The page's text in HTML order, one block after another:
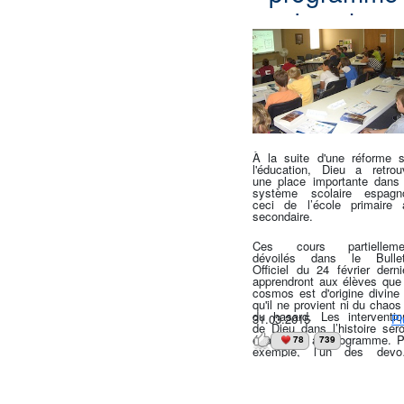
grave qui détruit des
silence, mais la
totale », a conclu la
qui tente de réparer la
laissée par le laxisme
gouvernement dans
domaine.
pas avoir peur d’échouer,
de vivre une vie de prière
d’actions de grâces.
dans les
écoles
espagnoles
À la suite d'une réforme
l'éducation, Dieu a
une place importante
système scolaire
ceci de l’école primaire
secondaire.
Ces cours
dévoilés dans le
Officiel du 24 février
apprendront aux élèves
cosmos est d'origine divine
qu'il ne provient ni du
du hasard. Les
de Dieu dans l’histoire
également au programme.
exemple, l’un des
proposés aux élèves
31.03.2015
78 739